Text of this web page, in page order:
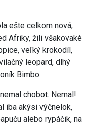
ešte celkom nová,
Afriky, žili všakovaké
veľký krokodíl,
leopard, dlhý
Bimbo.
chobot. Nemal!
iba akýsi výčnelok,
alebo rypáčik, na